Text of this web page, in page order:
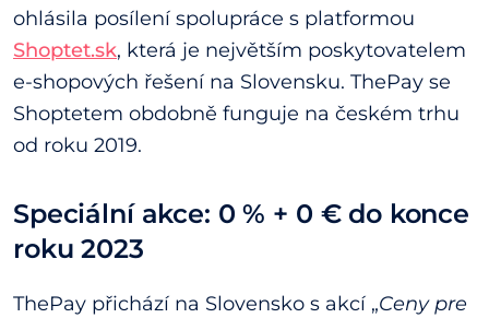
ohlásila posílení spolupráce s platformou
Shoptet.sk, která je největším poskytovatelem
e-shopových řešení na Slovensku. ThePay se
Shoptetem obdobně funguje na českém trhu
od roku 2019.
Speciální akce: 0 % + 0 € do konce
roku 2023
ThePay přichází na Slovensko s akcí „Ceny pre